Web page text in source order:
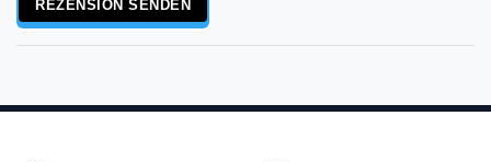
REZENSION SENDEN